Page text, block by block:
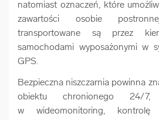
natomiast oznaczeń, które
zawartości osobie
transportowane są przez
samochodami wyposażonymi w
GPS.
Bezpieczna niszczarnia powinna
obiektu chronionego 24/7,
w wideomonitoring, kontrolę